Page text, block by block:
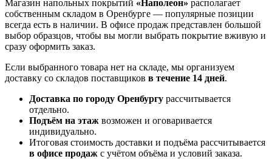
Магазин напольных покрытий «Наполеон» располагает
собственным складом в Оренбурге — популярные позиции
всегда есть в наличии. В офисе продаж представлен большой
выбор образцов, чтобы вы могли выбрать покрытие вживую и
сразу оформить заказ.
Если выбранного товара нет на складе, мы организуем
доставку со складов поставщиков в течение 14 дней.
Доставка по городу Оренбургу рассчитывается
отдельно.
Подъём на этаж возможен и оговаривается
индивидуально.
Итоговая стоимость доставки и подъёма рассчитывается
в офисе продаж с учётом объёма и условий заказа.